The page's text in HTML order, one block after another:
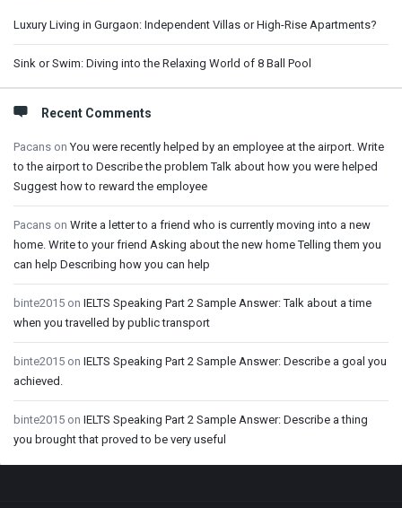
Luxury Living in Gurgaon: Independent Villas or High-Rise Apartments?
Sink or Swim: Diving into the Relaxing World of 8 Ball Pool
Recent Comments
Pacans onYou were recently helped by an employee at the airport. Write
to the airport to Describe the problem Talk about how you were helped
Suggest how to reward the employee
Pacans on Write a letter to a friend who is currently moving into a new
home. Write to your friend Asking about the new home Telling them you
can help Describing how you can help
binte2015 on IELTS Speaking Part 2 Sample Answer: Talk about a time
when you travelled by public transport
binte2015 on IELTS Speaking Part 2 Sample Answer: Describe a goal you
achieved.
binte2015 on IELTS Speaking Part 2 Sample Answer: Describe a thing
you brought that proved to be very useful